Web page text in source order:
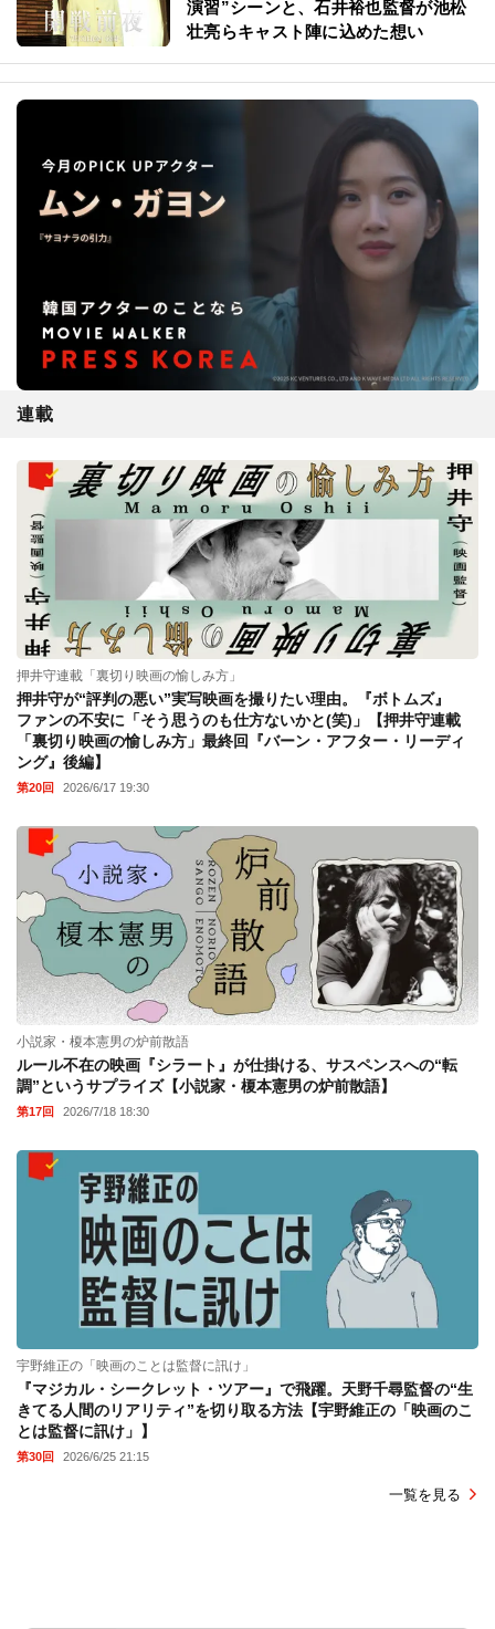
演習”シーンと、石井裕也監督が池松
壮亮らキャスト陣に込めた想い
連載
押井守連載「裏切り映画の愉しみ方」
押井守が“評判の悪い”実写映画を撮りたい理由。『ボトムズ』
ファンの不安に「そう思うのも仕方ないかと(笑)」【押井守連載
「裏切り映画の愉しみ方」最終回『バーン・アフター・リーディ
ング』後編】
第20回 2026/6/17 19:30
小説家・榎本憲男の炉前散語
ルール不在の映画『シラート』が仕掛ける、サスペンスへの“転
調”というサプライズ【小説家・榎本憲男の炉前散語】
第17回 2026/7/18 18:30
宇野維正の「映画のことは監督に訊け」
『マジカル・シークレット・ツアー』で飛躍。天野千尋監督の“生
きてる人間のリアリティ”を切り取る方法【宇野維正の「映画のこ
とは監督に訊け」】
第30回 2026/6/25 21:15
一覧を見る